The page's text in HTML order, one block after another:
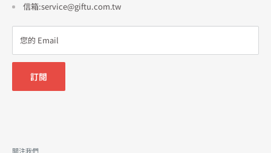
信箱:service@giftu.com.tw
您的 Email
訂閱
關注我們